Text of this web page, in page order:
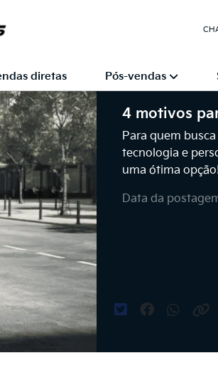
diretas Pós-vendas
4 motivos
Para quem
tecnologia e
uma ótima
Data da